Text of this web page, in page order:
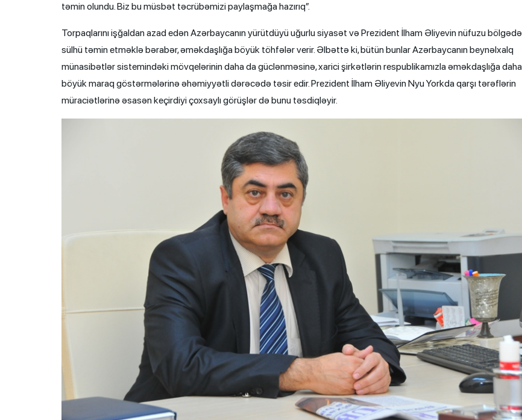
təmin olundu. Biz bu müsbət təcrübəmizi paylaşmağa hazırıq”.
Torpaqlarını işğaldan azad edən Azərbaycanın yürütdüyü uğurlu siyasət və Prezident İlham Əliyevin nüfuzu bölgədə
sülhü təmin etməklə bərabər, əməkdaşlığa böyük töhfələr verir. Əlbəttə ki, bütün bunlar Azərbaycanın beynəlxalq
münasibətlər sistemindəki mövqelərinin daha da güclənməsinə, xarici şirkətlərin respublikamızla əməkdaşlığa daha
böyük maraq göstərmələrinə əhəmiyyətli dərəcədə təsir edir. Prezident İlham Əliyevin Nyu Yorkda qarşı tərəflərin
müraciətlərinə əsasən keçirdiyi çoxsaylı görüşlər də bunu təsdiqləyir.